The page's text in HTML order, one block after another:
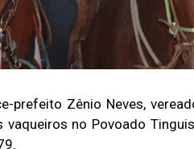
prefeito Zênio Neves,
no Povoado